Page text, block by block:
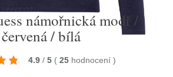
námořnická modř /
červená / bílá
4.9 / 5 ( 25 hodnocení )